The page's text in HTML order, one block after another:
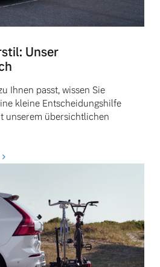
Unser
Ihnen passt, wissen Sie
kleine Entscheidungshilfe
unserem übersichtlichen